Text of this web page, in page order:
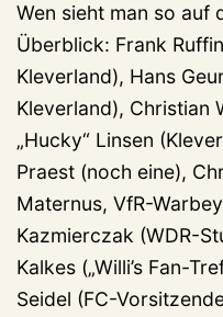
Wen sieht man so auf
Überblick: Frank
Kleverland), Hans
Kleverland), Christian
„Hucky“ Linsen
Praest (noch eine),
Maternus, VfR-
Kazmierczak (WDR-
Kalkes („Willi’s Fan-
Seidel (FC-